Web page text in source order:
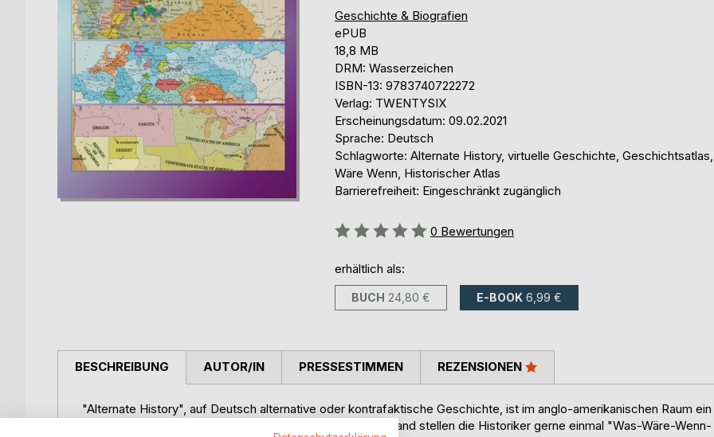
Geschichte & Biografien
ePUB
18,8 MB
DRM: Wasserzeichen
ISBN-13: 9783740722272
Verlag: TWENTYSIX
Erscheinungsdatum: 09.02.2021
Sprache: Deutsch
Schlagworte: Alternate History, virtuelle Geschichte,
Wäre Wenn, Historischer Atlas
Barrierefreiheit: Eingeschränkt zugänglich
Bewertung::
0 Bewertungen
erhältlich als:
BUCH 24,80 € E-BOOK 6,99 €
BESCHREIBUNG
"Alternate History", auf Deutsch alternative oder kontrafaktische Geschichte, ist im anglo-amerikanischen Raum ein
beliebtes Steckenpferd von Historikern. Auch in Deutschland stellen die Historiker gerne einmal "Was-Wäre-Wenn-
AUTOR/IN PRESSESTIMMEN REZENSIONEN